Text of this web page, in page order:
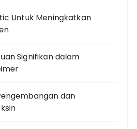
Untuk Meningkatkan
Signifikan dalam
dan